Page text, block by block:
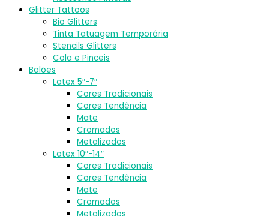
Glitter Tattoos
Bio Glitters
Tinta Tatuagem Temporária
Stencils Glitters
Cola e Pinceis
Balões
Latex 5″-7″
Cores Tradicionais
Cores Tendência
Mate
Cromados
Metalizados
Latex 10″-14″
Cores Tradicionais
Cores Tendência
Mate
Cromados